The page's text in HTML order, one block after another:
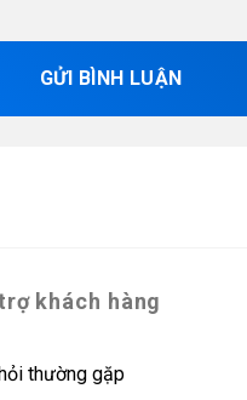
khách hàng
thường gặp